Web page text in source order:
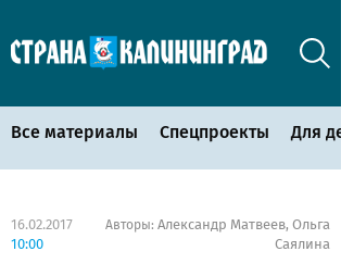
Все материалы Спецпроекты Для
16.02.2017
10:00
Авторы: Александр Матвеев, Ольга
Саялина